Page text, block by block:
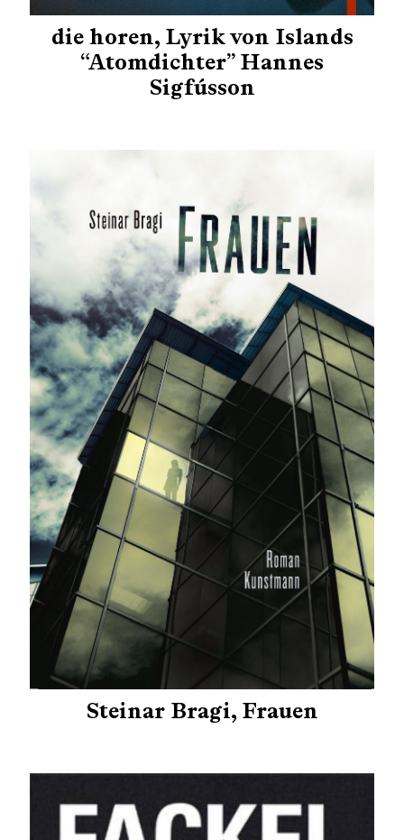
die horen, Lyrik von Islands
“Atomdichter” Hannes
Sigfússon
Steinar Bragi, Frauen